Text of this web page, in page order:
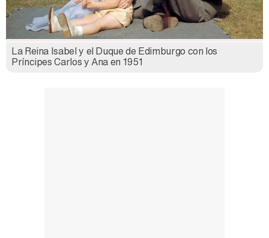
La Reina Isabel y el Duque de Edimburgo con los
Príncipes Carlos y Ana en 1951